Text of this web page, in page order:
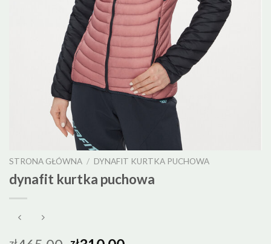
STRONA GŁÓWNA / DYNAFIT KURTKA PUCHOWA
dynafit kurtka puchowa